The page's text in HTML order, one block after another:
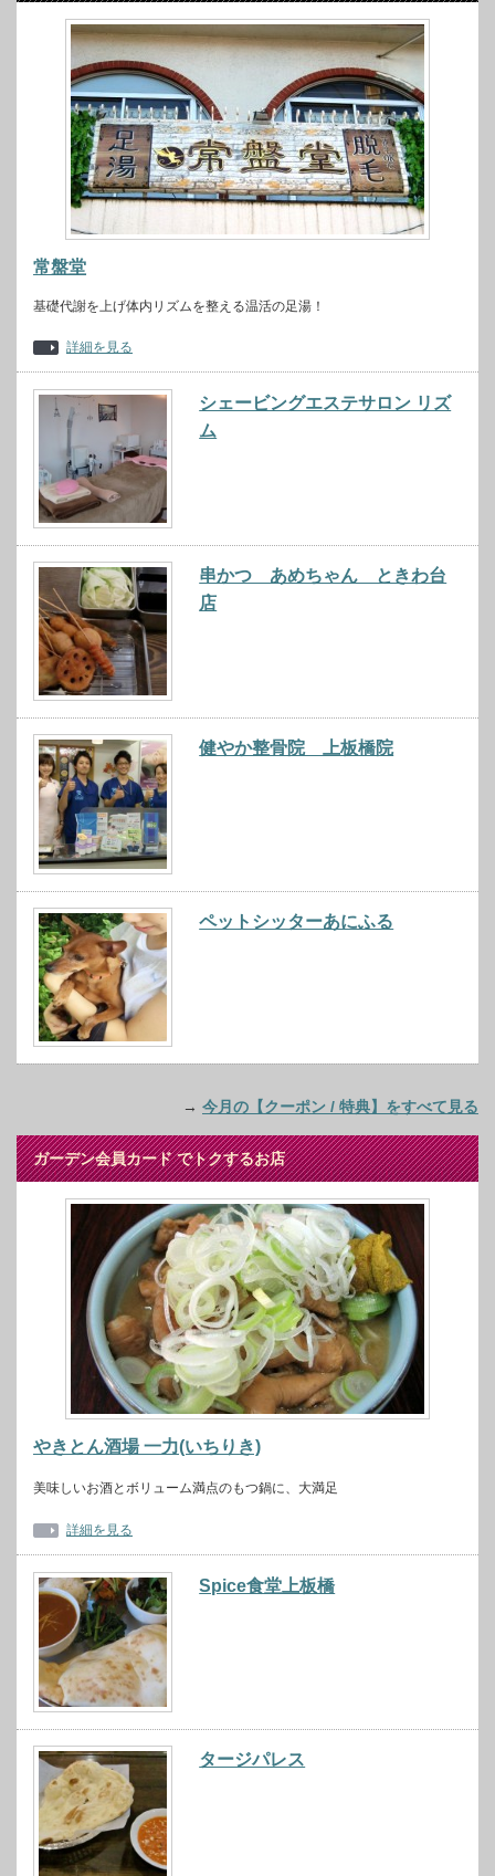
常盤堂
基礎代謝を上げ体内リズムを整える温活の足湯！
詳細を見る
シェービングエステサロン リズ
ム
串かつ あめちゃん ときわ台
店
健やか整骨院 上板橋院
ペットシッターあにふる
→ 今月の【クーポン / 特典】をすべて見る
ガーデン会員カード でトクするお店
やきとん酒場 一力(いちりき)
美味しいお酒とボリューム満点のもつ鍋に、大満足
詳細を見る
Spice食堂上板橋
タージパレス